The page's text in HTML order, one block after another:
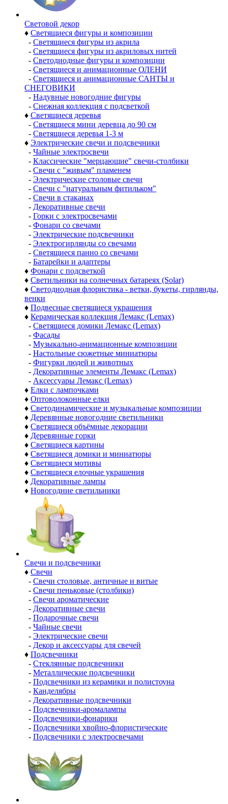
Световой декор
♦ Светящиеся фигуры и композиции
- Светящиеся фигуры из акрила
- Светящиеся фигуры из акриловых нитей
- Светодиодные фигуры и композиции
- Светящиеся и анимационные ОЛЕНИ
- Светящиеся и анимационные САНТЫ и
СНЕГОВИКИ
- Надувные новогодние фигуры
- Снежная коллекция с подсветкой
♦ Светящиеся деревья
- Светящиеся мини деревца до 90 см
- Светящиеся деревья 1-3 м
♦ Электрические свечи и подсвечники
- Чайные электросвечи
- Классические "мерцающие" свечи-столбики
- Свечи с "живым" пламенем
- Электрические столовые свечи
- Свечи с "натуральным фитильком"
- Свечи в стаканах
- Декоративные свечи
- Горки с электросвечами
- Фонари со свечами
- Электрические подсвечники
- Электрогирлянды со свечами
- Светящиеся панно со свечами
- Батарейки и адаптеры
♦ Фонари с подсветкой
♦ Светильники на солнечных батареях (Solar)
♦ Светодиодная флористика - ветки, букеты, гирлянды,
венки
♦ Подвесные светящиеся украшения
♦ Керамическая коллекция Лемакс (Lemax)
- Светящиеся домики Лемакс (Lemax)
- Фасады
- Музыкально-анимационные композиции
- Настольные сюжетные миниатюры
- Фигурки людей и животных
- Декоративные элементы Лемакс (Lemax)
- Аксессуары Лемакс (Lemax)
♦ Елки с лампочками
♦ Оптоволоконные елки
♦ Светодинамические и музыкальные композиции
♦ Деревянные новогодние светильники
♦ Светящиеся объёмные декорации
♦ Деревянные горки
♦ Светящиеся картины
♦ Светящиеся домики и миниатюры
♦ Светящиеся мотивы
♦ Светящиеся елочные украшения
♦ Декоративные лампы
♦ Новогодние светильники
Свечи и подсвечники
♦ Свечи
- Свечи столовые, античные и витые
- Свечи пеньковые (столбики)
- Свечи ароматические
- Декоративные свечи
- Подарочные свечи
- Чайные свечи
- Электрические свечи
- Декор и аксессуары для свечей
♦ Подсвечники
- Стеклянные подсвечники
- Металлические подсвечники
- Подсвечники из керамики и полистоуна
- Канделябры
- Декоративные подсвечники
- Подсвечники-аромалампы
- Подсвечники-фонарики
- Подсвечники хвойно-флористические
- Подсвечники с электросвечами